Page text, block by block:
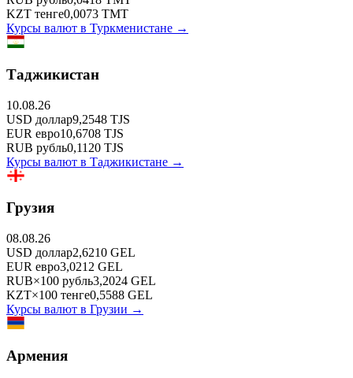
KZT тенге0,0073 TMT
Курсы валют в Туркменистане →
Таджикистан
10.08.26
USD доллар9,2548 TJS
EUR евро10,6708 TJS
RUB рубль0,1120 TJS
Курсы валют в Таджикистане →
Грузия
08.08.26
USD доллар2,6210 GEL
EUR евро3,0212 GEL
RUB×100 рубль3,2024 GEL
KZT×100 тенге0,5588 GEL
Курсы валют в Грузии →
Армения